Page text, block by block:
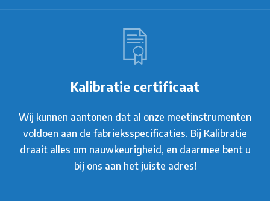
Kalibratie certificaat
Wij kunnen aantonen dat al onze meetinstrumenten
voldoen aan de fabrieksspecificaties. Bij Kalibratie
draait alles om nauwkeurigheid, en daarmee bent u
bij ons aan het juiste adres!